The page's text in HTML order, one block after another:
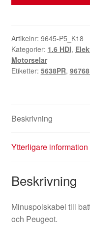
AKU
9676812480
9802871680
5638PR
Artikelnr: 9645-P5_K18
Kategorier: 1.6 HDI,
Motorselar
Etiketter: 5638PR,
Beskrivning
Ytterligare information
Beskrivning
Minuspolskabel till
och Peugeot.